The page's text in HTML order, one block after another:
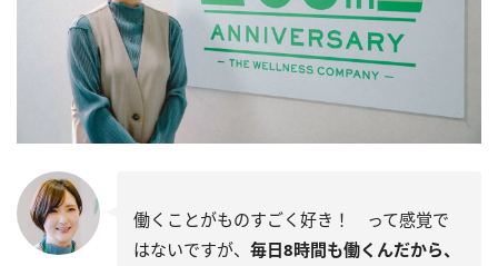
働くことがものすごく好き！ って感覚で
はないですが、 毎日8時間も働くんだから、